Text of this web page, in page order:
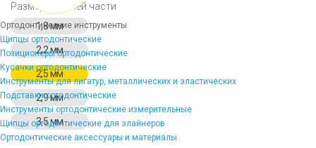
Ортодонтические инструменты
Щипцы ортодонтические
Позиционеры ортодонтические
Кусачки ортодонтические
Инструменты для лигатур, металлических и эластических
Подставки ортодонтические
Инструменты ортодонтические измерительные
Щипцы ортодонтические для элайнеров
Ортодонтические аксессуары и материалы
Размер рабочей части
1,8 мм
2,2 мм
2,5 мм
2,9 мм
3,5 мм